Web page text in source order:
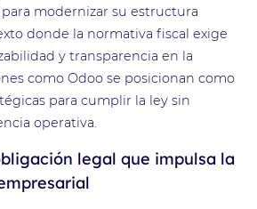
modernizar su estructura
donde la normativa fiscal exige
y transparencia en la
como Odoo se posicionan como
para cumplir la ley sin
operativa.
legal que impulsa la